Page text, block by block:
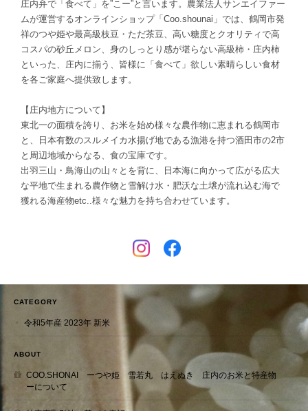
庄内弁で「食べて」を”こー”と言います。農業法人サンエイファー
ムが運営するオンラインショップ「Coo.shounai」では、鶴岡市発
祥のつや姫や最高級枝豆・ただ茶豆、高い糖度とクオリティで高
コスパの砂丘メロン、身のしっとり感が堪らない高級柿・庄内柿
といった、庄内に揃う、皆様に「食べて」欲しい素晴らしい食材
を各ご家庭へ提供致します。
【庄内地方について】
東北一の面積を誇り、お米を始め様々な農作物に恵まれる鶴岡市
と、日本有数のスルメイカ水揚げ地である漁港を持つ酒田市の2市
と周辺地域からなる、食の宝庫です。
出羽三山・鳥海山の山々とを背に、日本海に向かって広がる広大
な平地で生まれる農作物と雪解け水・肥沃な土壌が流れ込む海で
獲れる海産物etc..様々な魅力を持ち合わせています。
CATEGORY
令和5年産 2023年 新米
ABOUT
COO.SHONAI ーつや姫 雪若丸 はえぬき 庄内のお米と特産物
ーについて